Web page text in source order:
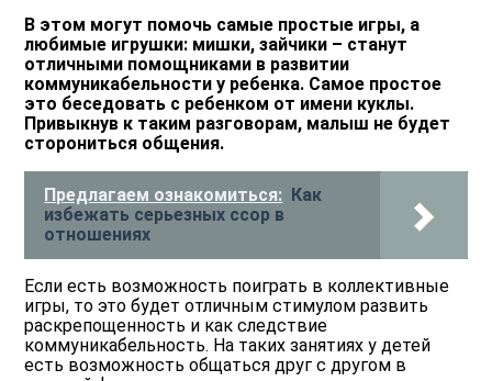
В этом могут помочь самые простые игры, а
любимые игрушки: мишки, зайчики – станут
отличными помощниками в развитии
коммуникабельности у ребенка. Самое простое
это беседовать с ребенком от имени куклы.
Привыкнув к таким разговорам, малыш не будет
сторониться общения.
Предлагаем ознакомиться:
Как
избежать серьезных ссор в
отношениях
Если есть возможность поиграть в коллективные
игры, то это будет отличным стимулом развить
раскрепощенность и как следствие
коммуникабельность. На таких занятиях у детей
есть возможность общаться друг с другом в